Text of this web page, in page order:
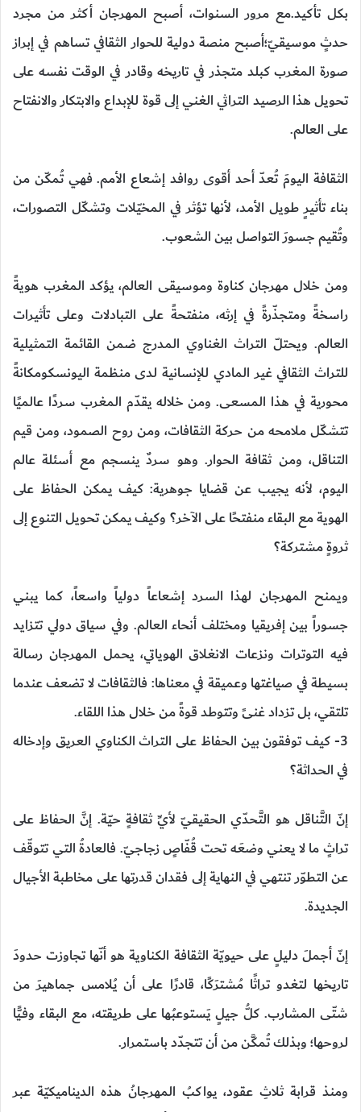
بكل تأكيد.مع مرور السنوات، أصبح المهرجان أكثر من مجرد
حدثٍ موسيقيّ؛أصبح منصة دولية للحوار الثقافي تساهم في إبراز
صورة المغرب كبلد متجذر في تاريخه وقادر في الوقت نفسه على
تحويل هذا الرصيد التراثي الغني إلى قوة للإبداع والابتكار والانفتاح
على العالم.
الثقافة اليومَ تُعدّ أحد أقوى روافد إشعاع الأمم. فهي تُمكّن من
بناء تأثيرٍ طويل الأمد، لأنها تؤثر في المخيّلات وتشكّل التصورات،
وتُقيم جسورَ التواصل بين الشعوب.
ومن خلال مهرجان كناوة وموسيقى العالم، يؤكد المغرب هويةً
راسخةً ومتجذّرةً في إرثه، منفتحةً على التبادلات وعلى تأثيرات
العالم. ويحتلّ التراث الغناوي المدرج ضمن القائمة التمثيلية
للتراث الثقافي غير المادي للإنسانية لدى منظمة اليونسكومكانةً
محورية في هذا المسعى. ومن خلاله يقدّم المغرب سردًا عالميًا
تتشكّل ملامحه من حركة الثقافات، ومن روح الصمود، ومن قيم
التناقل، ومن ثقافة الحوار. وهو سردٌ ينسجم مع أسئلة عالم
اليوم، لأنه يجيب عن قضايا جوهرية: كيف يمكن الحفاظ على
الهوية مع البقاء منفتحًا على الآخر؟ وكيف يمكن تحويل التنوع إلى
ثروةٍ مشتركة؟
ويمنح المهرجان لهذا السرد إشعاعاً دولياً واسعاً، كما يبني
جسوراً بين إفريقيا ومختلف أنحاء العالم. وفي سياق دولي تتزايد
فيه التوترات ونزعات الانغلاق الهوياتي، يحمل المهرجان رسالة
بسيطة في صياغتها وعميقة في معناها: فالثقافات لا تضعف عندما
تلتقي، بل تزداد غنىً وتتوطد قوةً من خلال هذا اللقاء.
3- كيف توفقون بين الحفاظ على التراث الكناوي العريق وإدخاله
في الحداثة؟
إنّ التَّناقل هو التَّحدّي الحقيقيّ لأيِّ ثقافةٍ حيّة. إنَّ الحفاظ على
تراثٍ ما لا يعني وضعَه تحت قُفّاصٍ زجاجيّ. فالعادةُ التي تتوقّف
عن التطوّر تنتهي في النهاية إلى فقدان قدرتها على مخاطبة الأجيال
الجديدة.
إنّ أجملَ دليلٍ على حيويّة الثقافة الكناوية هو أنّها تجاوزت حدودَ
تاريخها لتغدو تراثًا مُشترَكًا، قادرًا على أن يُلامس جماهيرَ من
شتّى المشارب. كلُّ جيلٍ يَستوعبُها على طريقته، مع البقاء وفـيًّا
لروحها؛ وبذلك تُمكَّن من أن تتجدّد باستمرار.
ومنذ قرابة ثلاثِ عقود، يواكبُ المهرجانُ هذه الديناميكيّة عبر